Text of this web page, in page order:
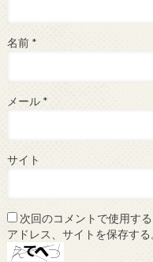
名前 *
メール *
サイト
次回のコメントで使用す
アドレス、サイトを保存する